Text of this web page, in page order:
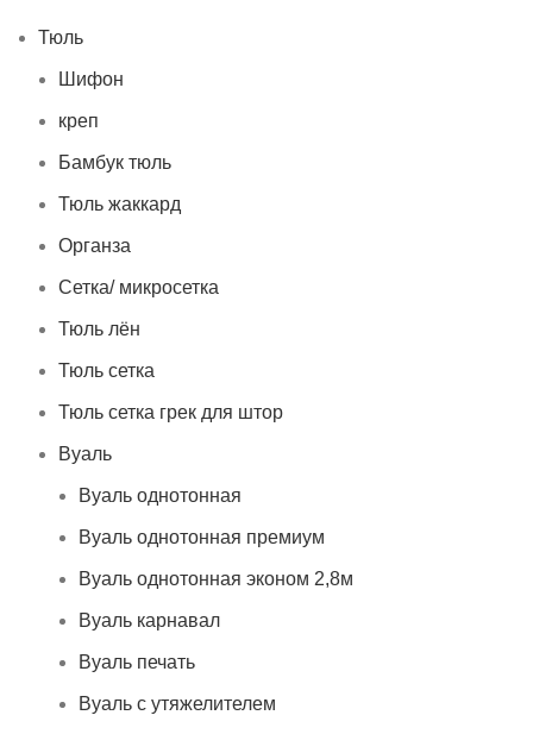
Тюль
Шифон
креп
Бамбук тюль
Тюль жаккард
Органза
Сетка/ микросетка
Тюль лён
Тюль сетка
Тюль сетка грек для штор
Вуаль
Вуаль однотонная
Вуаль однотонная премиум
Вуаль однотонная эконом 2,8м
Вуаль карнавал
Вуаль печать
Вуаль с утяжелителем